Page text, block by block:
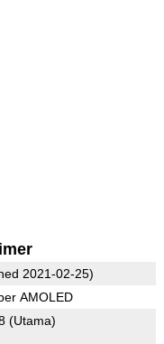
2021-02-25)
AMOLED
(Utama)